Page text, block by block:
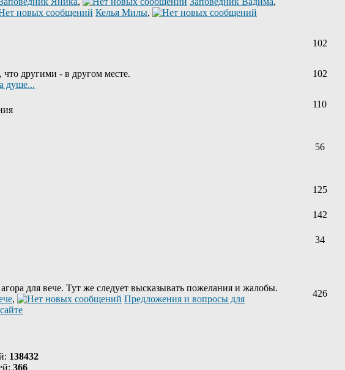
Келья Милы,
102
другими - в другом месте.
душе...
102
110
56
125
142
34
для вече. Тут же следует высказывать пожелания и жалобы.
,
Предложения и вопросы для
426
138432
366